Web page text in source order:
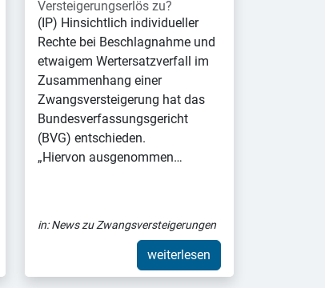
Versteigerungserlös zu?
(IP) Hinsichtlich individueller
Rechte bei Beschlagnahme und
etwaigem Wertersatzverfall im
Zusammenhang einer
Zwangsversteigerung hat das
Bundesverfassungsgericht
(BVG) entschieden.
„Hiervon ausgenommen…
in:News zu Zwangsversteigerungen
weiterlesen